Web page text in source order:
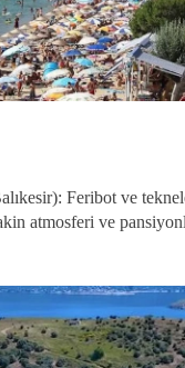
Feribot ve
atmosferi ve